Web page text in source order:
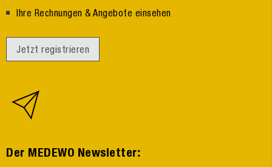
Ihre Rechnungen & Angebote einsehen
Jetzt registrieren
Der MEDEWO Newsletter: